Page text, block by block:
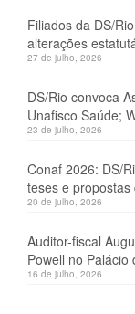
Filiados da DS/
alterações
27 de julho, 2026
DS/Rio convoca
Unafisco Saúde;
23 de julho, 2026
Conaf 2026: DS/
teses e
20 de julho, 2026
Auditor-fiscal
Powell no Palácio
16 de julho, 2026